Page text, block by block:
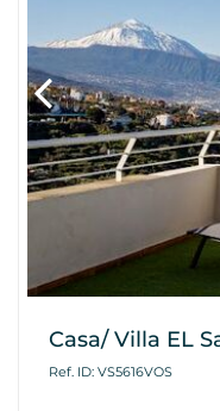
Casa/ Villa EL
Ref. ID: VS5616VOS